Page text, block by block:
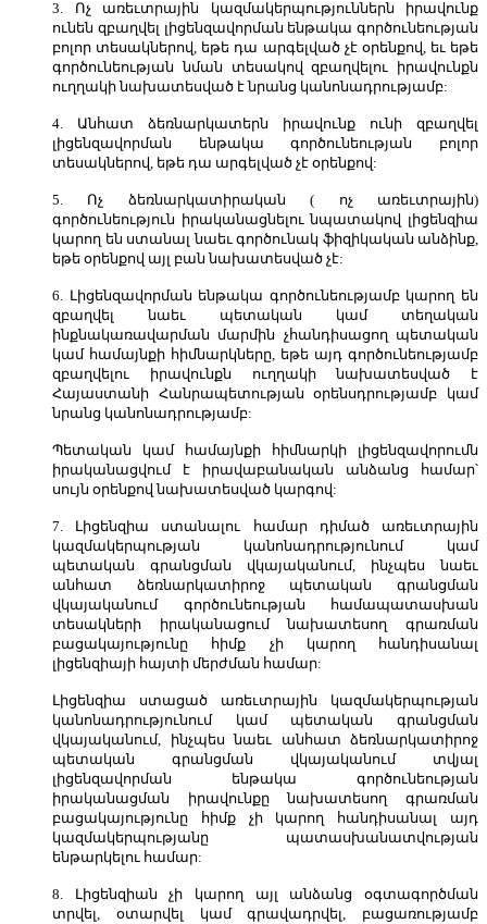
3. Ոչ առեւտրային կազմակերպություններն իրավունք
ունեն զբաղվել լիցենզավորման ենթակա գործունեության
բոլոր տեսակներով, եթե դա արգելված չէ օրենքով, եւ եթե
գործունեության նման տեսակով զբաղվելու իրավունքն
ուղղակի նախատեսված է նրանց կանոնադրությամբ:
4. Անհատ ձեռնարկատերն իրավունք ունի զբաղվել
լիցենզավորման ենթակա գործունեության բոլոր
տեսակներով, եթե դա արգելված չէ օրենքով:
5. Ոչ ձեռնարկատիրական ( ոչ առեւտրային)
գործունեություն իրականացնելու նպատակով լիցենզիա
կարող են ստանալ նաեւ գործունակ ֆիզիկական անձինք,
եթե օրենքով այլ բան նախատեսված չէ:
6. Լիցենզավորման ենթակա գործունեությամբ կարող են
զբաղվել նաեւ պետական կամ տեղական
ինքնակառավարման մարմին չհանդիսացող պետական
կամ համայնքի հիմնարկները, եթե այդ գործունեությամբ
զբաղվելու իրավունքն ուղղակի նախատեսված է
Հայաստանի Հանրապետության օրենսդրությամբ կամ
նրանց կանոնադրությամբ:
Պետական կամ համայնքի հիմնարկի լիցենզավորումն
իրականացվում է իրավաբանական անձանց համար՝
սույն օրենքով նախատեսված կարգով:
7. Լիցենզիա ստանալու համար դիմած առեւտրային
կազմակերպության կանոնադրությունում կամ
պետական գրանցման վկայականում, ինչպես նաեւ
անհատ ձեռնարկատիրոջ պետական գրանցման
վկայականում գործունեության համապատասխան
տեսակների իրականացում նախատեսող գրառման
բացակայությունը հիմք չի կարող հանդիսանալ
լիցենզիայի հայտի մերժման համար:
Լիցենզիա ստացած առեւտրային կազմակերպության
կանոնադրությունում կամ պետական գրանցման
վկայականում, ինչպես նաեւ անհատ ձեռնարկատիրոջ
պետական գրանցման վկայականում տվյալ
լիցենզավորման ենթակա գործունեության
իրականացման իրավունքը նախատեսող գրառման
բացակայությունը հիմք չի կարող հանդիսանալ այդ
կազմակերպությանը պատասխանատվության
ենթարկելու համար:
8. Լիցենզիան չի կարող այլ անձանց օգտագործման
տրվել, օտարվել կամ գրավադրվել, բացառությամբ